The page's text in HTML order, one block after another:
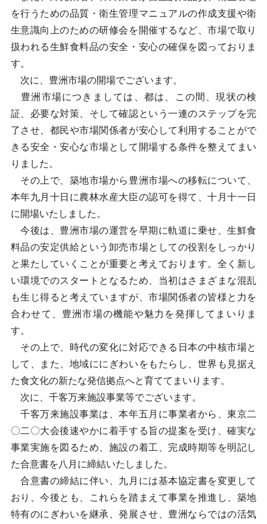
を行うための品質・衛生管理マニュアルの作成支援や衛
生意識向上のための研修会を開催するなど、市場で取り
扱われる生鮮食料品の安全・安心の確保を図っておりま
す。
次に、豊洲市場の開場でございます。
豊洲市場につきましては、都は、この間、現状の検
証、必要な対策、そして確認という一連のステップを完
了させ、都民や市場関係者が安心して利用することがで
きる安全・安心な市場として開場する条件を整えてまい
りました。
その上で、築地市場から豊洲市場への移転について、
本年九月十日に農林水産大臣の認可を得て、十月十一日
に開場いたしました。
今後は、豊洲市場の運営を早期に軌道に乗せ、生鮮食
料品の安定供給という卸売市場としての役割をしっかり
と果たしていくことが重要と考えております。全く新し
い環境でのスタートとなるため、当初はさまざまな混乱
も生じ得ると考えていますが、市場関係者の皆様と力を
合わせて、豊洲市場の機能や魅力を発揮してまいりま
す。
その上で、時代の変化に対応できる日本の中核市場と
して、また、地域ににぎわいをもたらし、世界も見据え
た食文化の新たな発信拠点へと育ててまいります。
次に、千客万来施設事業等でございます。
千客万来施設事業は、本年五月に事業者から、東京二
〇二〇大会後速やかに着手する旨の提案を受け、確実な
事業実施を図るため、施設の着工、完成時期等を明記し
た合意書を八月に締結いたしました。
合意書の締結に伴い、九月には基本協定書を変更して
おり、今後とも、これらを踏まえて事業を推進し、築地
特有のにぎわいを継承、発展させ、豊洲ならではの活気